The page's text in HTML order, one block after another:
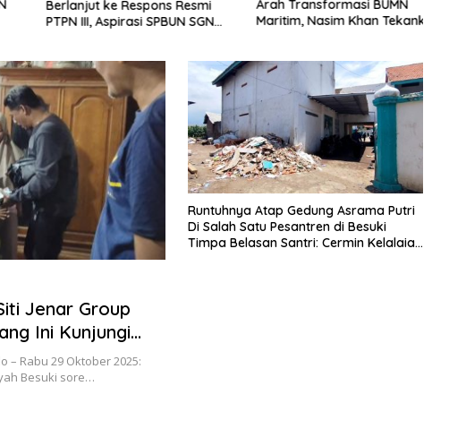
Berlanjut ke Respons Resmi
PTPN III, Aspirasi SPBUN SGN
Arah Transformasi BUMN
Maritim, Nasim Khan Tekankan
Jenar Group
Ini Kunjungi
Santunan dan
– Rabu 29 Oktober 2025:
Besuki sore…
Runtuhnya Atap Gedung Asrama Putri
Di Salah Satu Pesantren di Besuki
Timpa Belasan Santri: Cermin Kelalaian